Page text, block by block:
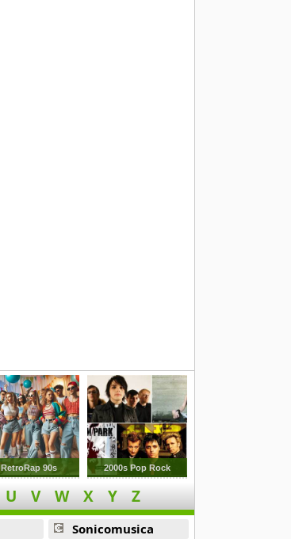
RetroRap 90s 2000s Pop Rock
U V W X Y Z
Sonicomusica